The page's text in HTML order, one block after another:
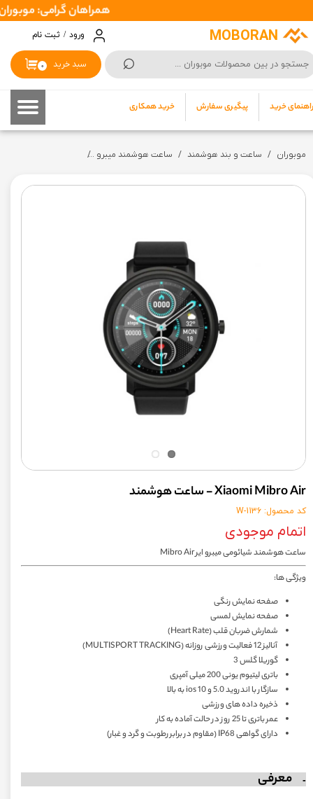
MOBORAN
⌕ ۰ سبد خرید
راهنمای خرید پیگیری سفارش خرید همکاری
ورود / ثبت نام
حساب کاربری من
تغییر گذر واژه
خروج از حساب کاربری
همراهان گرامی: موبوران سفارشات شما را در اسرع وقت ( 1 تا 2
موبوران ساعت و بند هوشمند ساعت هوشمند میبرو
Xiaomi Mibro Air - ساعت هوشمند
کد محصول: W-1136
اتمام موجودی
ساعت هوشمند شیائومی میبرو ایر Mibro Air
ویژگی ها:
صفحه نمایش رنگی
صفحه نمایش لمسی
شمارش ضربان قلب (Heart Rate)
آنالیز 12 فعالیت ورزشی روزانه (MULTISPORT TRACKING)
گوریلا گلس 3
باتری لیتیوم یونی 200 میلی آمپری
سازگار با اندروید 5.0 و ios 10 به بالا
ذخیره داده های ورزشی
عمر باتری تا 25 روز در حالت آماده به کار
دارای گواهی IP68 (مقاوم در برابر رطوبت و گرد و غبار)
معرفی